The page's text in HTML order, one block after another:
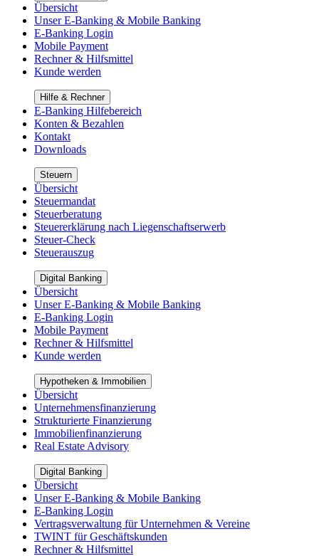
Übersicht
Unser E-Banking & Mobile Banking
E-Banking Login
Mobile Payment
Rechner & Hilfsmittel
Kunde werden
Hilfe & Rechner
E-Banking Hilfebereich
Konten & Bezahlen
Kontakt
Downloads
Steuern
Übersicht
Steuermandat
Steuerberatung
Steuererklärung nach Liegenschaftserwerb
Steuer-Check
Steuerauszug
Digital Banking
Übersicht
Unser E-Banking & Mobile Banking
E-Banking Login
Mobile Payment
Rechner & Hilfsmittel
Kunde werden
Hypotheken & Immobilien
Übersicht
Unternehmensfinanzierung
Strukturierte Finanzierung
Immobilienfinanzierung
Real Estate Advisory
Digital Banking
Übersicht
Unser E-Banking & Mobile Banking
E-Banking Login
Vertragsverwaltung für Unternehmen & Vereine
TWINT für Geschäftskunden
Rechner & Hilfsmittel